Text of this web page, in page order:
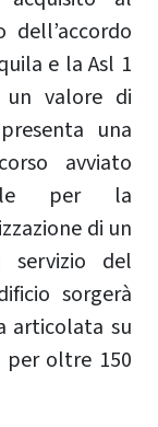
e la Asl 1
un valore di
una
avviato
per la
di un
servizio del
sorgerà
articolata su
oltre 150